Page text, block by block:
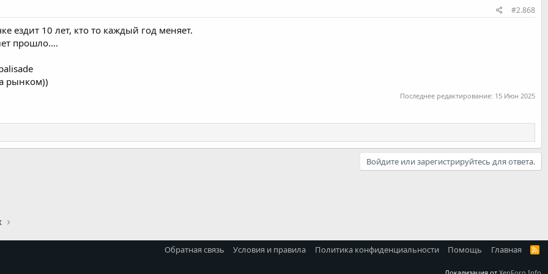
качества
#2.868
ездит 10 лет, кто то каждый год меняет.
прошло….
рынком))
Последнее редактирование: 15 Июн 2025
Войдите или зарегистрируйтесь для ответа.
Обратная связь Условия и правила Политика конфиденциальности Помощь Главная
R